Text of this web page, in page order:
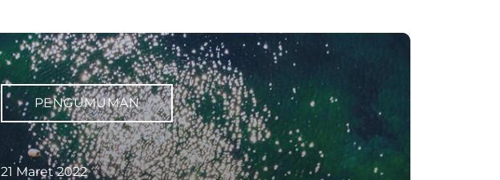
PENGUMUMAN
21 Maret 2022